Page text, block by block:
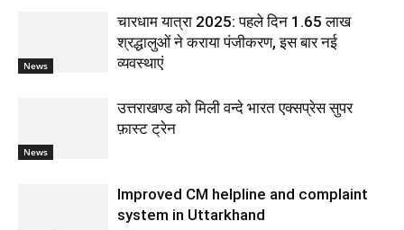
News
चारधाम यात्रा 2025: पहले दिन 1.65 लाख
श्रद्धालुओं ने कराया पंजीकरण, इस बार नई
व्यवस्थाएं
News
उत्तराखण्ड को मिली वन्दे भारत एक्सप्रेस सुपर
फ़ास्ट ट्रेन
Improved CM helpline and complaint
system in Uttarkhand